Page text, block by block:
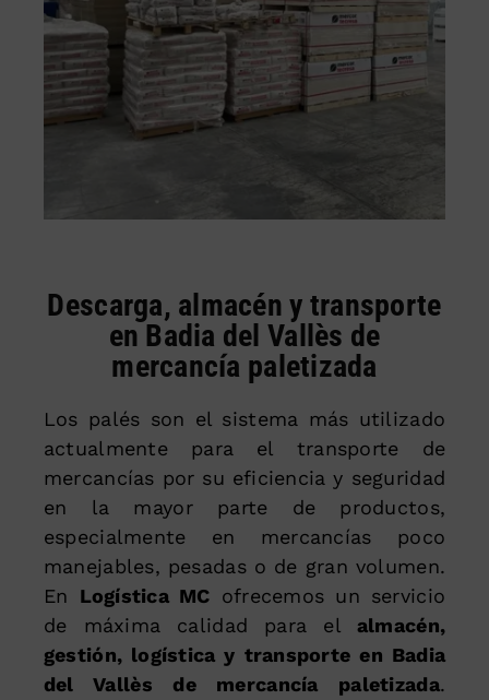
Descarga, almacén y transporte
en Badia del Vallès de
mercancía paletizada
Los palés son el sistema más utilizado
actualmente para el transporte de
mercancías por su eficiencia y seguridad
en la mayor parte de productos,
especialmente en mercancías poco
manejables, pesadas o de gran volumen.
En Logística MC ofrecemos un servicio
de máxima calidad para el almacén,
gestión, logística y transporte en Badia
del Vallès de mercancía paletizada.